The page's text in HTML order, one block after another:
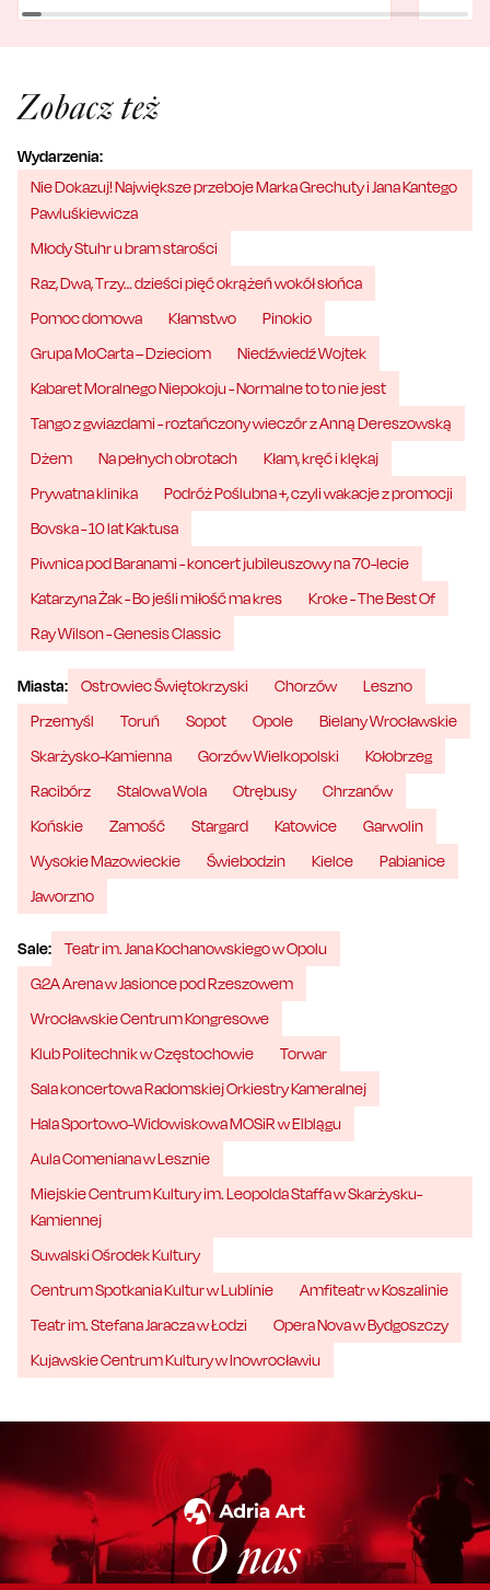
Zobacz też
Wydarzenia:
Nie Dokazuj! Największe przeboje Marka Grechuty i Jana Kantego
Pawluśkiewicza
Młody Stuhr u bram starości
Raz, Dwa, Trzy… dzieści pięć okrążeń wokół słońca
Pomoc domowa
Kłamstwo
Pinokio
Grupa MoCarta – Dzieciom
Niedźwiedź Wojtek
Kabaret Moralnego Niepokoju - Normalne to to nie jest
Tango z gwiazdami - roztańczony wieczór z Anną Dereszowską
Dżem
Na pełnych obrotach
Kłam, kręć i klękaj
Prywatna klinika
Podróż Poślubna +, czyli wakacje z promocji
Bovska - 10 lat Kaktusa
Piwnica pod Baranami - koncert jubileuszowy na 70-lecie
Katarzyna Żak - Bo jeśli miłość ma kres
Kroke - The Best Of
Ray Wilson - Genesis Classic
Miasta: Ostrowiec Świętokrzyski Chorzów
Leszno
Przemyśl
Toruń Sopot Opole
Bielany Wrocławskie
Skarżysko-Kamienna
Gorzów Wielkopolski
Kołobrzeg
Racibórz
Stalowa Wola Otrębusy
Chrzanów
Końskie
Zamość Stargard Katowice
Garwolin
Wysokie Mazowieckie
Świebodzin Kielce
Pabianice
Jaworzno
Sale:
Teatr im. Jana Kochanowskiego w Opolu
G2A Arena w Jasionce pod Rzeszowem
Wrocławskie Centrum Kongresowe
Klub Politechnik w Częstochowie
Torwar
Sala koncertowa Radomskiej Orkiestry Kameralnej
Hala Sportowo-Widowiskowa MOSiR w Elblągu
Aula Comeniana w Lesznie
Miejskie Centrum Kultury im. Leopolda Staffa w Skarżysku-
Kamiennej
Suwalski Ośrodek Kultury
Centrum Spotkania Kultur w Lublinie
Amfiteatr w Koszalinie
Teatr im. Stefana Jaracza w Łodzi
Opera Nova w Bydgoszczy
Kujawskie Centrum Kultury w Inowrocławiu
O nas